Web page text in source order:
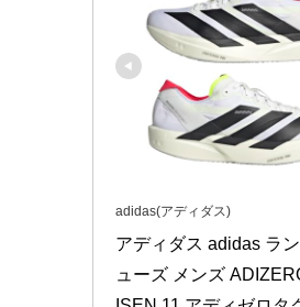
adidas(アディダス)
アディダス adidas ラ
ューズ メンズ